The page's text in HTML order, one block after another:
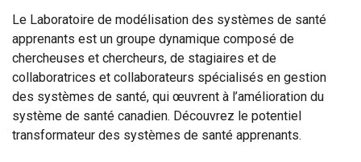
Le Laboratoire de modélisation des systèmes de santé
apprenants est un groupe dynamique composé de
chercheuses et chercheurs, de stagiaires et de
collaboratrices et collaborateurs spécialisés en gestion
des systèmes de santé, qui œuvrent à l’amélioration du
système de santé canadien. Découvrez le potentiel
transformateur des systèmes de santé apprenants.